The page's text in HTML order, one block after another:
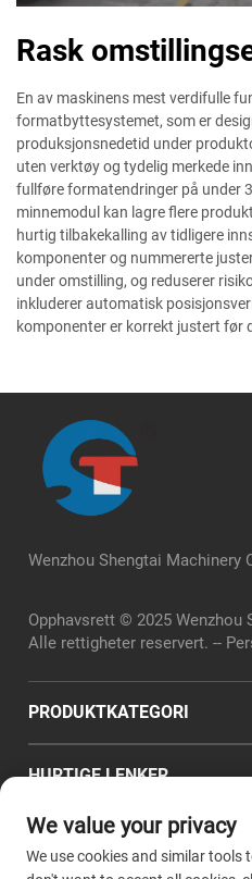
Rask
En av maskinens mest verdifulle
formatbyttesystemet, som er
produksjonsnedetid under
uten verktøy og tydelig merkede
fullføre formatendringer på under
minnemodul kan lagre flere
hurtig tilbakekalling av tidligere
komponenter og nummererte
under omstilling, og reduserer
inkluderer automatisk
komponenter er korrekt justert før
Wenzhou Shengtai Machinery
Opphavsrett © 2025 Wenzhou
Alle rettigheter reservert. --
PRODUKTKATEGORI
HURTIGE LENKER
KONTAKTINFORMASJON
We value your privacy
We use cookies and similar tools